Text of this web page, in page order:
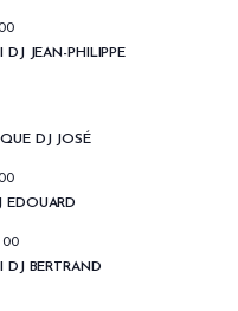
00
DJ JEAN-PHILIPPE
DJ JOSÉ
00
EDOUARD
00
DJ BERTRAND